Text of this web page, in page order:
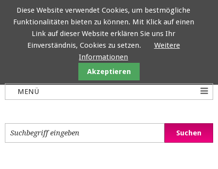
Diese Website verwendet Cookies, um bestmögliche
Funktionalitäten bieten zu können. Mit Klick auf einen
Link auf dieser Website erklären Sie uns Ihr
Einverständnis, Cookies zu setzen.
Weitere
Informationen
Akzeptieren